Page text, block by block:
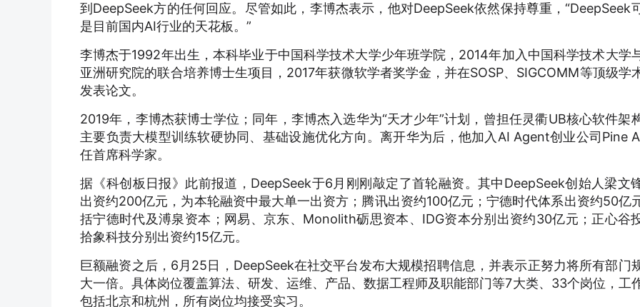
到DeepSeek方的任何回应。尽管如此，李博杰表示，他对DeepSeek依然保持尊重，“DeepSeek
是目前国内AI行业的天花板。”
李博杰于1992年出生，本科毕业于中国科学技术大学少年班学院，2014年加入中国科学技术大学
亚洲研究院的联合培养博士生项目，2017年获微软学者奖学金，并在SOSP、SIGCOMM等顶级学
发表论文。
2019年，李博杰获博士学位；同年，李博杰入选华为“天才少年”计划，曾担任灵衢UB核心软件架
主要负责大模型训练软硬协同、基础设施优化方向。离开华为后，他加入AI Agent创业公司Pine
任首席科学家。
据《科创板日报》此前报道，DeepSeek于6月刚刚敲定了首轮融资。其中DeepSeek创始人梁文
出资约200亿元，为本轮融资中最大单一出资方；腾讯出资约100亿元；宁德时代体系出资约50亿
括宁德时代及溥泉资本；网易、京东、Monolith砺思资本、IDG资本分别出资约30亿元；正心谷
拾象科技分别出资约15亿元。
巨额融资之后，6月25日，DeepSeek在社交平台发布大规模招聘信息，并表示正努力将所有部门
大一倍。具体岗位覆盖算法、研发、运维、产品、数据工程师及职能部门等7大类、33个岗位，工
包括北京和杭州，所有岗位均接受实习。